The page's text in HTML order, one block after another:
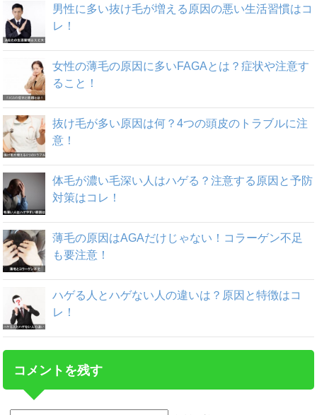
男性に多い抜け毛が増える原因の悪い生活習慣はコ
レ！
女性の薄毛の原因に多いFAGAとは？症状や注意す
ること！
抜け毛が多い原因は何？4つの頭皮のトラブルに注
意！
体毛が濃い毛深い人はハゲる？注意する原因と予防
対策はコレ！
薄毛の原因はAGAだけじゃない！コラーゲン不足
も要注意！
ハゲる人とハゲない人の違いは？原因と特徴はコ
レ！
コメントを残す